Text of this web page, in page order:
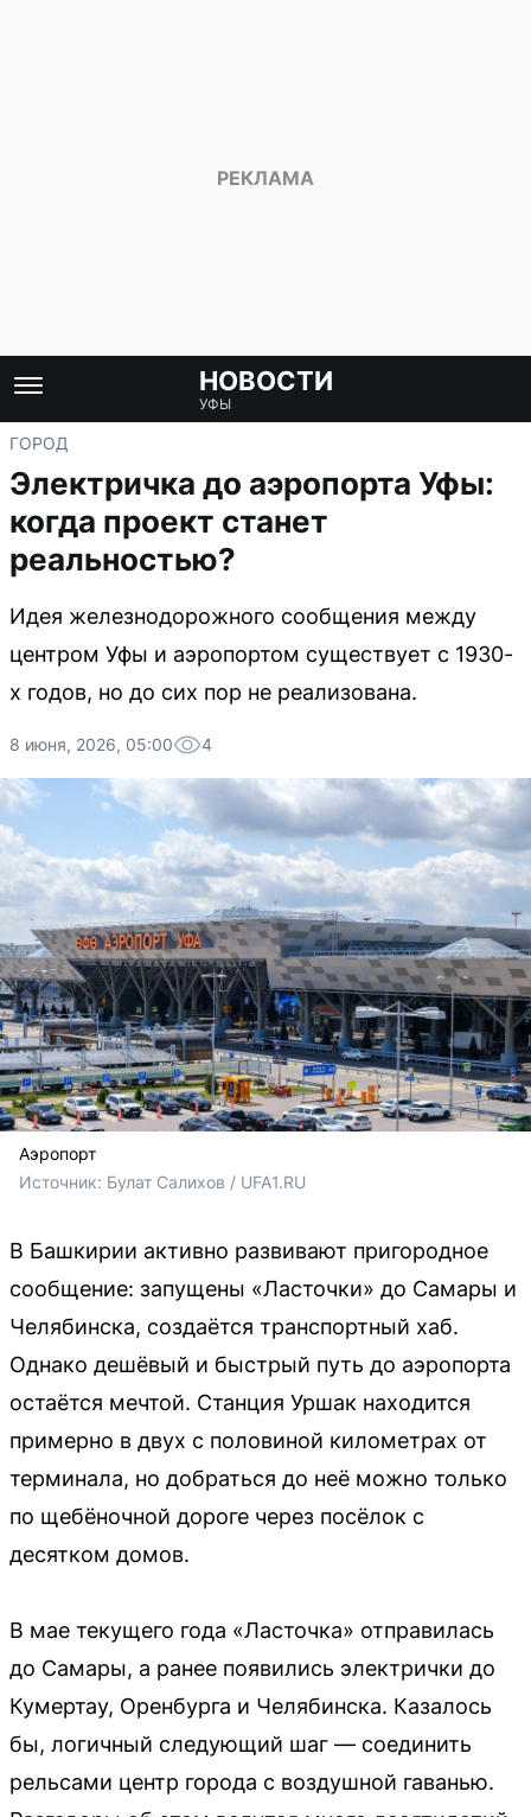
НОВОСТИ
УФЫ
ГОРОД
Электричка до аэропорта Уфы:
когда проект станет
реальностью?
Идея железнодорожного сообщения между
центром Уфы и аэропортом существует с 1930-
х годов, но до сих пор не реализована.
8 июня, 2026, 05:00 4
Аэропорт
Источник: Булат Салихов / UFA1.RU
В Башкирии активно развивают пригородное
сообщение: запущены «Ласточки» до Самары и
Челябинска, создаётся транспортный хаб.
Однако дешёвый и быстрый путь до аэропорта
остаётся мечтой. Станция Уршак находится
примерно в двух с половиной километрах от
терминала, но добраться до неё можно только
по щебёночной дороге через посёлок с
десятком домов.
В мае текущего года «Ласточка» отправилась
до Самары, а ранее появились электрички до
Кумертау, Оренбурга и Челябинска. Казалось
бы, логичный следующий шаг — соединить
рельсами центр города с воздушной гаванью.